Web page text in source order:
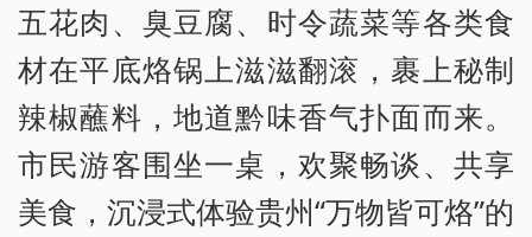
五花肉、臭豆腐、时令蔬菜等各类食
材在平底烙锅上滋滋翻滚，裹上秘制
辣椒蘸料，地道黔味香气扑面而来。
市民游客围坐一桌，欢聚畅谈、共享
美食，沉浸式体验贵州“万物皆可烙”的